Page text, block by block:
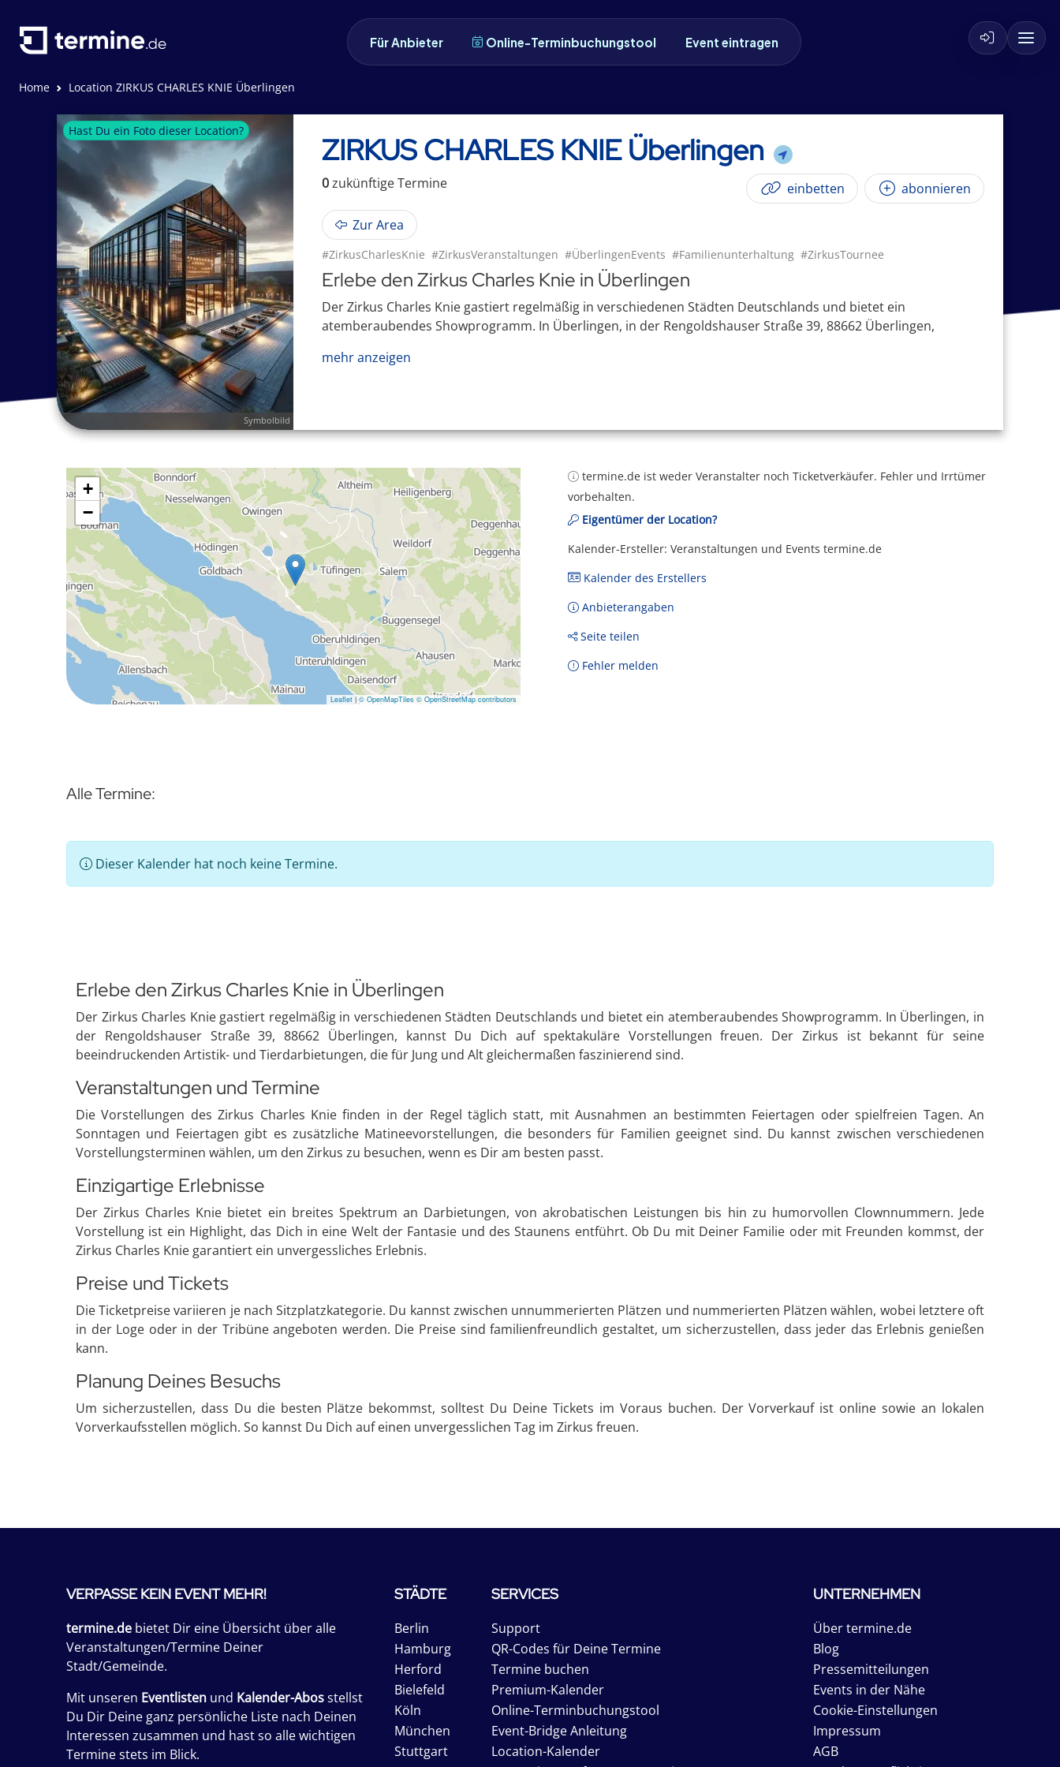
Für Anbieter Online-Terminbuchungstool Event eintragen
Home Location ZIRKUS CHARLES KNIE Überlingen
Symbolbild
Hast Du ein Foto dieser Location?
ZIRKUS CHARLES KNIE Überlingen
0zukünftigeTermine einbetten abonnieren
Zur Area
#ZirkusCharlesKnie #ZirkusVeranstaltungen #ÜberlingenEvents #Familienunterhaltung #ZirkusTournee
Erlebe den Zirkus Charles Knie in Überlingen
Der Zirkus Charles Knie gastiert regelmäßig in verschiedenen Städten Deutschlands und bietet ein
atemberaubendes Showprogramm. In Überlingen, in der Rengoldshauser Straße 39, 88662 Überlingen,
mehr anzeigen
+
−
Leaflet | © OpenMapTiles © OpenStreetMap contributors
termine.de ist weder Veranstalter noch Ticketverkäufer. Fehler und Irrtümer
vorbehalten.
Eigentümer der Location?
Kalender-Ersteller: Veranstaltungen und Events termine.de
Kalender des Erstellers
Anbieterangaben
Seite teilen
Fehler melden
Alle Termine:
Dieser Kalender hat noch keine Termine.
Erlebe den Zirkus Charles Knie in Überlingen
Der Zirkus Charles Knie gastiert regelmäßig in verschiedenen Städten Deutschlands und bietet ein atemberaubendes Showprogramm. In Überlingen, in
der Rengoldshauser Straße 39, 88662 Überlingen, kannst Du Dich auf spektakuläre Vorstellungen freuen. Der Zirkus ist bekannt für seine
beeindruckenden Artistik- und Tierdarbietungen, die für Jung und Alt gleichermaßen faszinierend sind.
Veranstaltungen und Termine
Die Vorstellungen des Zirkus Charles Knie finden in der Regel täglich statt, mit Ausnahmen an bestimmten Feiertagen oder spielfreien Tagen. An
Sonntagen und Feiertagen gibt es zusätzliche Matineevorstellungen, die besonders für Familien geeignet sind. Du kannst zwischen verschiedenen
Vorstellungsterminen wählen, um den Zirkus zu besuchen, wenn es Dir am besten passt.
Einzigartige Erlebnisse
Der Zirkus Charles Knie bietet ein breites Spektrum an Darbietungen, von akrobatischen Leistungen bis hin zu humorvollen Clownnummern. Jede
Vorstellung ist ein Highlight, das Dich in eine Welt der Fantasie und des Staunens entführt. Ob Du mit Deiner Familie oder mit Freunden kommst, der
Zirkus Charles Knie garantiert ein unvergessliches Erlebnis.
Preise und Tickets
Die Ticketpreise variieren je nach Sitzplatzkategorie. Du kannst zwischen unnummerierten Plätzen und nummerierten Plätzen wählen, wobei letztere oft
in der Loge oder in der Tribüne angeboten werden. Die Preise sind familienfreundlich gestaltet, um sicherzustellen, dass jeder das Erlebnis genießen
kann.
Planung Deines Besuchs
Um sicherzustellen, dass Du die besten Plätze bekommst, solltest Du Deine Tickets im Voraus buchen. Der Vorverkauf ist online sowie an lokalen
Vorverkaufsstellen möglich. So kannst Du Dich auf einen unvergesslichen Tag im Zirkus freuen.
VERPASSE KEIN EVENT MEHR!
termine.de bietet Dir eine Übersicht über alle
Veranstaltungen/Termine Deiner
Stadt/Gemeinde.
Mit unseren Eventlisten und Kalender-Abosstellst
Du Dir Deine ganz persönliche Liste nach Deinen
Interessen zusammen und hast so alle wichtigen
Termine stets im Blick.
STÄDTE
Berlin
Hamburg
Herford
Bielefeld
Köln
München
Stuttgart
SERVICES
Support
QR-Codes für Deine Termine
Termine buchen
Premium-Kalender
Online-Terminbuchungstool
Event-Bridge Anleitung
Location-Kalender
UNTERNEHMEN
Über termine.de
Blog
Pressemitteilungen
Events in der Nähe
Cookie-Einstellungen
Impressum
AGB